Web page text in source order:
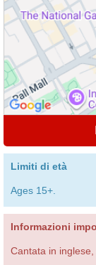
Limiti di età
Ages 15+.
Informazioni
Cantata in